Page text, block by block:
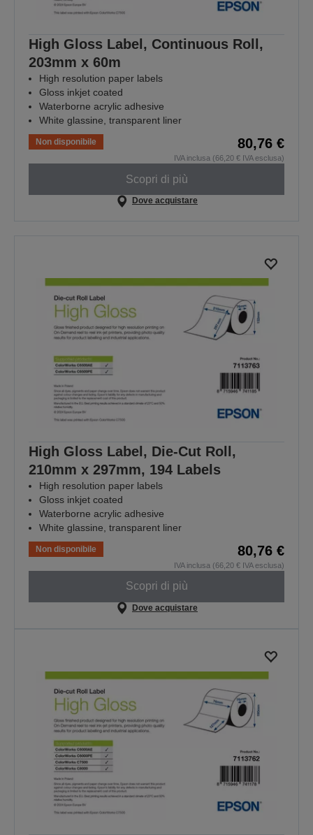
High Gloss Label, Continuous Roll,
203mm x 60m
High resolution paper labels
Gloss inkjet coated
Waterborne acrylic adhesive
White glassine, transparent liner
Non disponibile 80,76 €
IVA inclusa (66,20 € IVA esclusa)
Scopri di più
Dove acquistare
High Gloss Label, Die-Cut Roll,
210mm x 297mm, 194 Labels
High resolution paper labels
Gloss inkjet coated
Waterborne acrylic adhesive
White glassine, transparent liner
Non disponibile 80,76 €
IVA inclusa (66,20 € IVA esclusa)
Scopri di più
Dove acquistare